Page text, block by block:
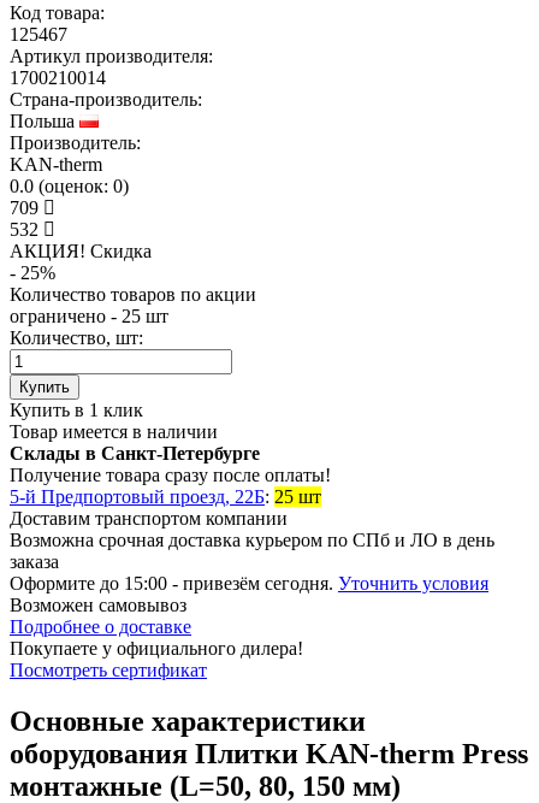
Код товара:
125467
Артикул производителя:
1700210014
Страна-производитель:
Польша
Производитель:
KAN-therm
0.0 (оценок: 0)
709
532
АКЦИЯ! Скидкa
- 25%
Количество товаров по акции
ограничено - 25 шт
Количество, шт:
Купить
Купить в 1 клик
Товар имеется в наличии
Склады в Санкт-Петербурге
Получение товара сразу после оплаты!
5-й Предпортовый проезд, 22Б: 25 шт
Доставим транспортом компании
Возможна срочная доставка курьером по СПб и ЛО в день
заказа
Оформите до 15:00 - привезём сегодня. Уточнить условия
Возможен самовывоз
Подробнее о доставке
Покупаете у официального дилера!
Посмотреть сертификат
Основные характеристики
оборудования Плитки KAN-therm Press
монтажные (L=50, 80, 150 мм)